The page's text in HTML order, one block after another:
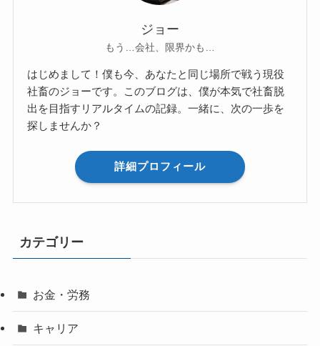
ジョー
もう…会社、限界かも…
はじめまして！僕も今、あなたと同じ場所で戦う現役
社畜のジョーです。このブログは、僕が本気で社畜脱
出を目指すリアルタイムの記録。一緒に、次の一歩を
探しませんか？
詳細プロフィール
カテゴリー
お金・労務
キャリア